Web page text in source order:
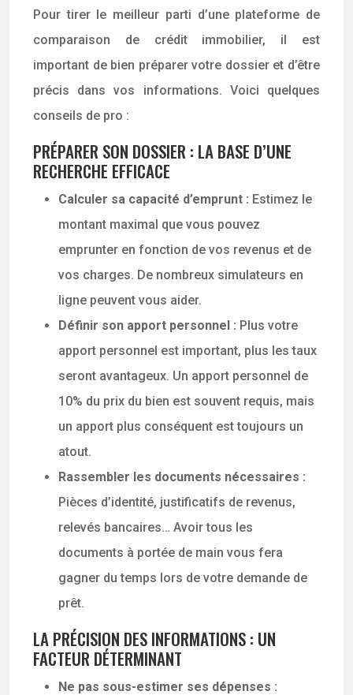
Pour tirer le meilleur parti d’une plateforme de
comparaison de crédit immobilier, il est
important de bien préparer votre dossier et d’être
précis dans vos informations. Voici quelques
conseils de pro :
PRÉPARER SON DOSSIER : LA BASE D’UNE
RECHERCHE EFFICACE
Calculer sa capacité d’emprunt : Estimez le
montant maximal que vous pouvez
emprunter en fonction de vos revenus et de
vos charges. De nombreux simulateurs en
ligne peuvent vous aider.
Définir son apport personnel : Plus votre
apport personnel est important, plus les taux
seront avantageux. Un apport personnel de
10% du prix du bien est souvent requis, mais
un apport plus conséquent est toujours un
atout.
Rassembler les documents nécessaires :
Pièces d’identité, justificatifs de revenus,
relevés bancaires… Avoir tous les
documents à portée de main vous fera
gagner du temps lors de votre demande de
prêt.
LA PRÉCISION DES INFORMATIONS : UN
FACTEUR DÉTERMINANT
Ne pas sous-estimer ses dépenses :